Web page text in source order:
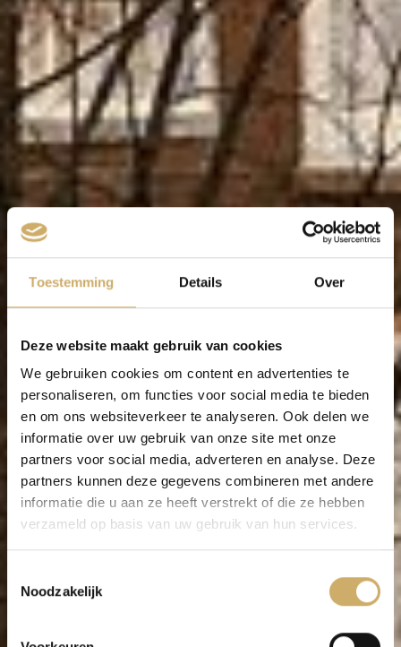
Toestemming Details Over
Deze website maakt gebruik van cookies
We gebruiken cookies om content en advertenties te
personaliseren, om functies voor social media te bieden
en om ons websiteverkeer te analyseren. Ook delen we
informatie over uw gebruik van onze site met onze
partners voor social media, adverteren en analyse. Deze
partners kunnen deze gegevens combineren met andere
informatie die u aan ze heeft verstrekt of die ze hebben
verzameld op basis van uw gebruik van hun services.
Noodzakelijk